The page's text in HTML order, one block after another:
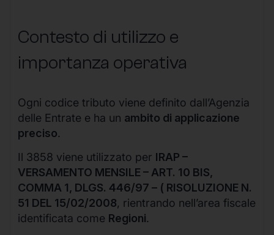
Contesto di utilizzo e
importanza operativa
Ogni codice tributo viene definito dall’Agenzia
delle Entrate e ha un ambito di applicazione
preciso.
Il 3858 viene utilizzato per IRAP –
VERSAMENTO MENSILE – ART. 10 BIS,
COMMA 1, DLGS. 446/97 – ( RISOLUZIONE N.
51 DEL 15/02/2008, rientrando nell’area fiscale
identificata come Regioni.